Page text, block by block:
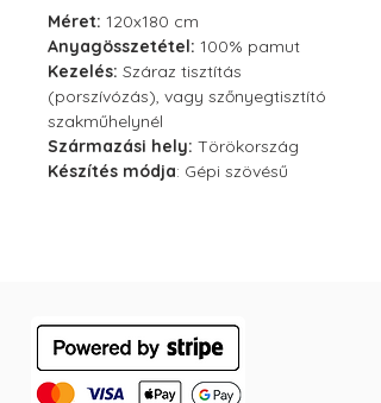
Méret: 120x180 cm
Anyagösszetétel: 100% pamut
Kezelés: Száraz tisztítás
(porszívózás), vagy szőnyegtisztító
szakműhelynél
Származási hely: Törökország
Készítés módja: Gépi szövésű